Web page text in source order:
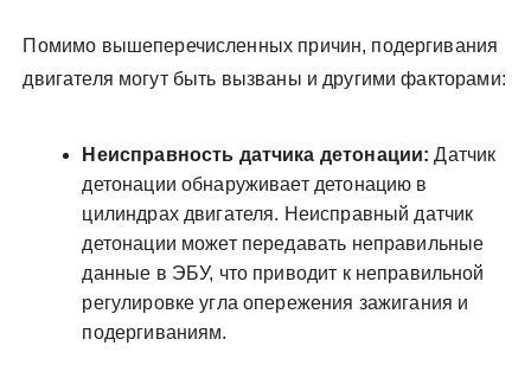
Помимо вышеперечисленных причин, подергивания
двигателя могут быть вызваны и другими факторами:
Неисправность датчика детонации: Датчик
детонации обнаруживает детонацию в
цилиндрах двигателя. Неисправный датчик
детонации может передавать неправильные
данные в ЭБУ, что приводит к неправильной
регулировке угла опережения зажигания и
подергиваниям.